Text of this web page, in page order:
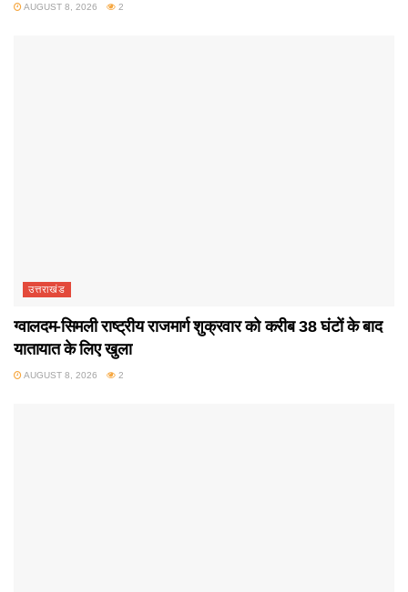
AUGUST 8, 2026 2
उत्तराखंड
ग्वालदम-सिमली राष्ट्रीय राजमार्ग शुक्रवार को करीब 38 घंटों के बाद
यातायात के लिए खुला
AUGUST 8, 2026 2